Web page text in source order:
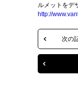
ルメットをデ
http://
次の